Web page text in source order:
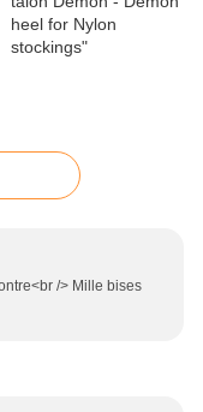
/> Mille bises